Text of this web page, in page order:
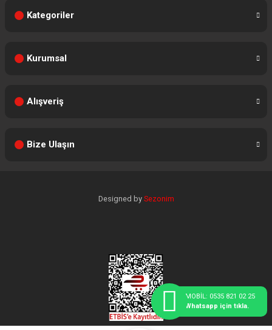
Kategoriler
Kurumsal
Alışveriş
Bize Ulaşın
Designed by Sezonim
MOBİL: 0535 821 02 25
Whatsapp için tıkla.